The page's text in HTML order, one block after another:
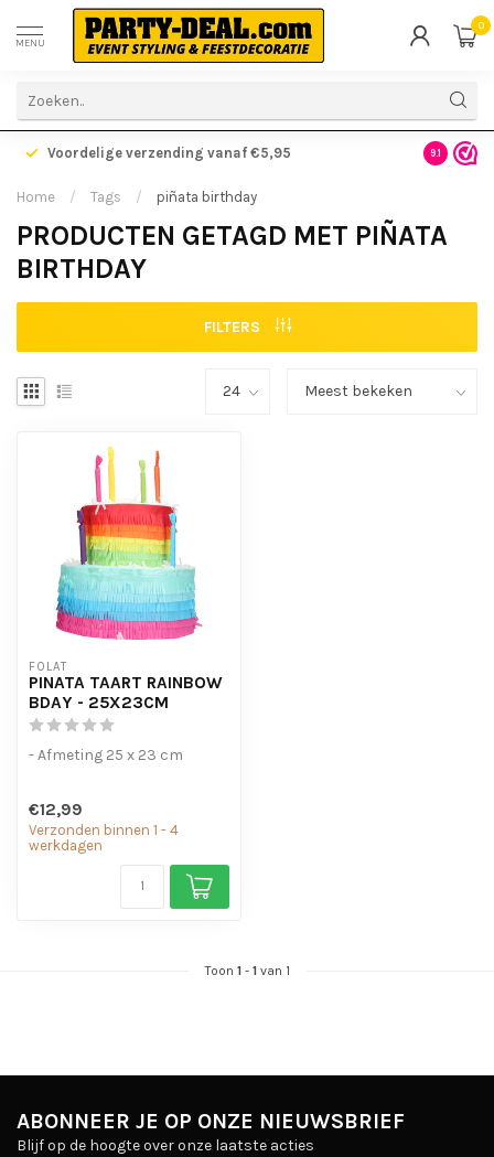
MENU
0
Voordelige verzending vanaf €5,95 Gratis
9.1
Home / Tags / piñata birthday
PRODUCTEN GETAGD MET PIÑATA
BIRTHDAY
FILTERS
FOLAT
PINATA TAART RAINBOW
BDAY - 25X23CM
- Afmeting 25 x 23 cm
€12,99
Verzonden binnen 1 - 4
werkdagen
Toon 1- 1van 1
ABONNEER JE OP ONZE NIEUWSBRIEF
Blijf op de hoogte over onze laatste acties